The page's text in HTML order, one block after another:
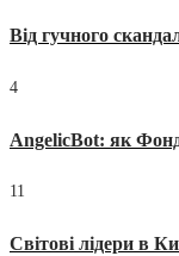
Від гучного
4
AngelicBot: як
11
Світові лідери в